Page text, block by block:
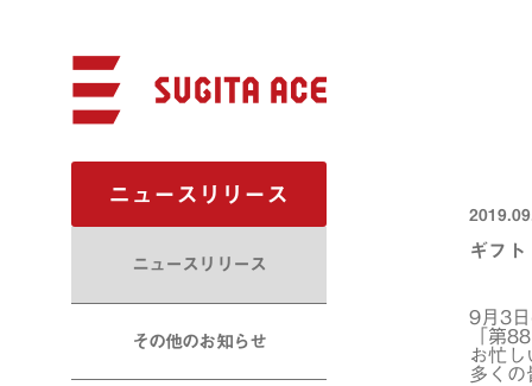
ニュースリリース
ニュースリリース
その他のお知らせ
ギフ
9月3
「第
お忙
多く